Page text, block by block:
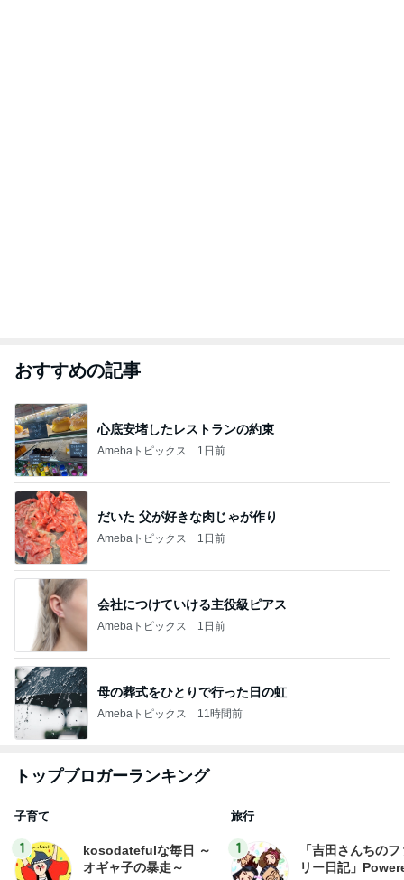
おすすめの記事
心底安堵したレストランの約束
Amebaトピックス 1日前
だいた 父が好きな肉じゃが作り
Amebaトピックス 1日前
会社につけていける主役級ピアス
Amebaトピックス 1日前
母の葬式をひとりで行った日の虹
Amebaトピックス 11時間前
トップブロガーランキング
子育て
1
kosodatefulな毎日 ～
オギャ子の暴走～
旅行
1
「吉田さんちの
リー日記」